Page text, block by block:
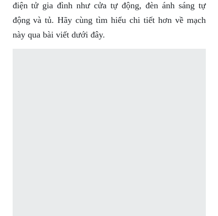
điện tử gia đình như cửa tự động, đèn ánh sáng tự
động và tủ. Hãy cùng tìm hiểu chi tiết hơn về mạch
này qua bài viết dưới đây.